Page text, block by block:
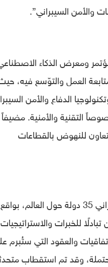
والأمن السيبراني”.
ومعرض الذكاء
العمل والتوّسع فيه،
الدفاع والأمن
التقنية والأمنية.
للنهوض بالقطاعات
للخبرات والاستراتيجيات
والعقود التي ستُبرم
وقد تم استقطاب